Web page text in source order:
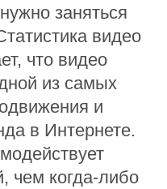
заняться
видео
что видео
из самых
и
в Интернете.
чем когда-либо